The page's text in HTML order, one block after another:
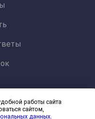
персональных данных
cookies
работы сайта
сайтом,
данных.